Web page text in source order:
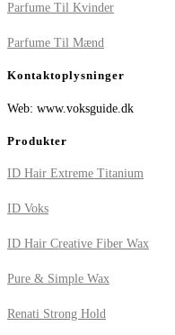
Parfume Til Kvinder
Parfume Til Mænd
Kontaktoplysninger
Web: www.voksguide.dk
Produkter
ID Hair Extreme Titanium
ID Voks
ID Hair Creative Fiber Wax
Pure & Simple Wax
Renati Strong Hold